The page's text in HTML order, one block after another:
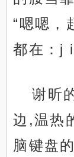
“嗯嗯，
都在：j
谢昕
边,温热
脑键盘